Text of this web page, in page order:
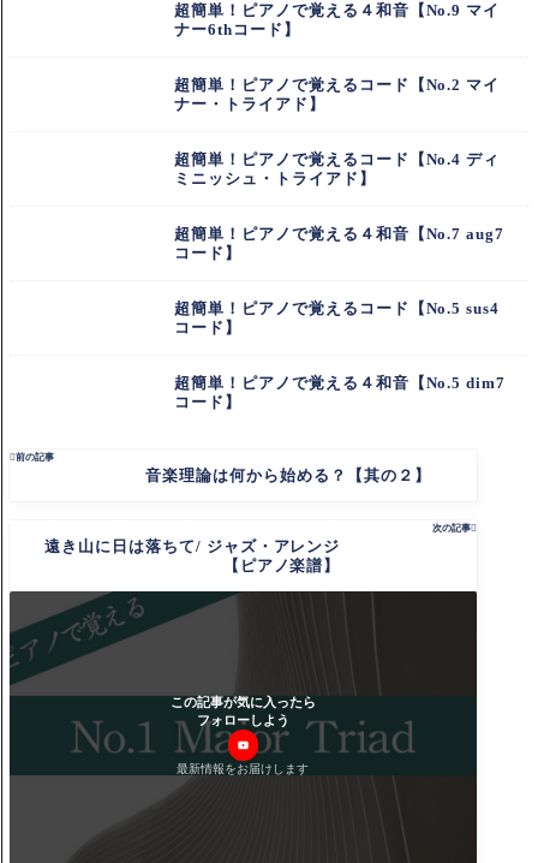
超簡単！ピアノで覚える４和音【No.9 マイ
ナー6thコード】
超簡単！ピアノで覚えるコード【No.2 マイ
ナー・トライアド】
超簡単！ピアノで覚えるコード【No.4 ディ
ミニッシュ・トライアド】
超簡単！ピアノで覚える４和音【No.7 aug7
コード】
超簡単！ピアノで覚えるコード【No.5 sus4
コード】
超簡単！ピアノで覚える４和音【No.5 dim7
コード】
前の記事
音楽理論は何から始める？【其の２】
次の記事
遠き山に日は落ちて/ ジャズ・アレンジ
【ピアノ楽譜】
この記事が気に入ったら
フォローしよう
最新情報をお届けします